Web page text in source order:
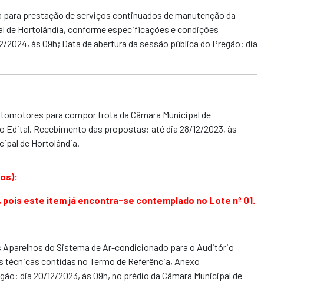
prestação de serviços continuados de manutenção da
de Hortolândia, conforme especificações e condições
às 09h; Data de abertura da sessão pública do Pregão: dia
para compor frota da Câmara Municipal de
Edital. Recebimento das propostas: até dia 28/12/2023, às
de Hortolândia.
este item já encontra-se contemplado no Lote nº 01.
Aparelhos do Sistema de Ar-condicionado para o Auditório
contidas no Termo de Referência, Anexo
dia 20/12/2023, às 09h, no prédio da Câmara Municipal de